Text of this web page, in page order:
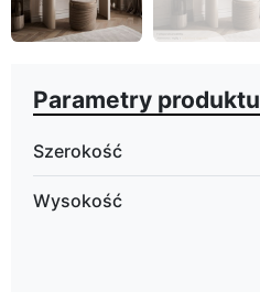
Parametry produktu
Szerokość
Wysokość